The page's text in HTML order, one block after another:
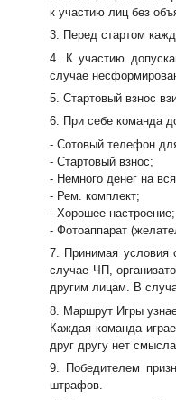
к участию лиц без
3. Перед стартом
4. К участию
случае
5. Стартовый взнос
6. При себе команда
- Сотовый телефон
- Стартовый взнос;
- Немного денег на
- Рем. комплект;
- Хорошее настроение;
- Фотоаппарат
7. Принимая условия
случае ЧП,
другим лицам. В
8. Маршрут Игры
Каждая команда
друг другу нет смысла.
9. Победителем
штрафов.